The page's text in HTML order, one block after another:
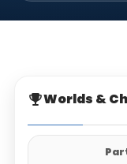
Worlds &